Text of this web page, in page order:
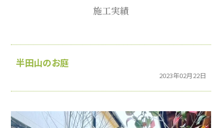
施工実績
半田山のお庭
2023年02月22日